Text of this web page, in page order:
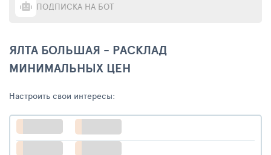
ПОДПИСКА НА БОТ
ЯЛТА БОЛЬШАЯ - РАСКЛАД
МИНИМАЛЬНЫХ ЦЕН
Настроить свои интересы: